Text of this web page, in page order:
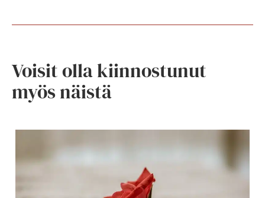
Voisit olla kiinnostunut
myös näistä